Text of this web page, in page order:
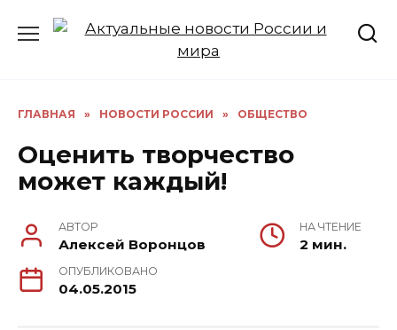
ГЛАВНАЯ » НОВОСТИ РОССИИ » ОБЩЕСТВО
Оценить творчество
может каждый!
АВТОР
Алексей Воронцов
НА ЧТЕНИЕ
2 мин.
ОПУБЛИКОВАНО
04.05.2015